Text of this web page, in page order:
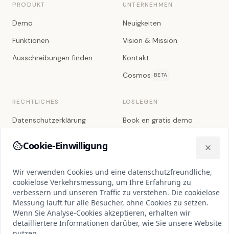
PRODUKT
Demo
Funktionen
Ausschreibungen finden
UNTERNEHMEN
Neuigkeiten
Vision & Mission
Kontakt
Cosmos BETA
RECHTLICHES
Datenschutzerklärung
Unterauftragsverarbeiter
Databehandleraftale
Service Level Agreement
Cookie-Einstellungen
LOSLEGEN
Book en gratis demo
Cookie-Einwilligung
Wir verwenden Cookies und eine datenschutzfreundliche,
Wir verwenden Cookies und eine datenschutzfreundliche,
cookielose Verkehrsmessung, um Ihre Erfahrung zu
verbessern und unseren Traffic zu verstehen. Die cookielose
Messung läuft für alle Besucher, ohne Cookies zu setzen.
Wenn Sie Analyse-Cookies akzeptieren, erhalten wir
detailliertere Informationen darüber, wie Sie unsere Website